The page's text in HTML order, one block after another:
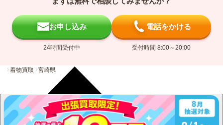
お申し込み
24時間受付中
電話をかける
受付時間 8:00～20:00
着物買取 宮崎県